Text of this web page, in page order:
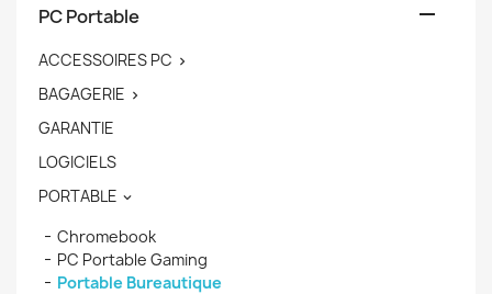
PC Portable

ACCESSOIRES PC 
BAGAGERIE 
GARANTIE
LOGICIELS
PORTABLE 
Chromebook
PC Portable Gaming
Portable Bureautique